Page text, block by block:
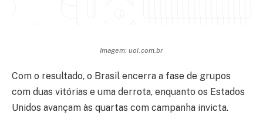
Imagem: uol.com.br
Com o resultado, o Brasil encerra a fase de grupos
com duas vitórias e uma derrota, enquanto os Estados
Unidos avançam às quartas com campanha invicta.